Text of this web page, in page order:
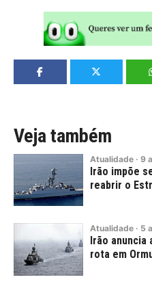
Veja também
Atualidade · 9
Irão impõe
reabrir o
Atualidade · 5
Irão anuncia
rota em